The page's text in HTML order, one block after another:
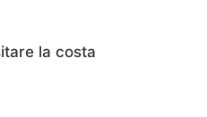
la costa